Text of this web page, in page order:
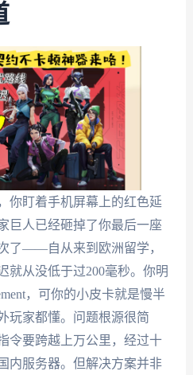
你盯着手机屏幕上的红色延
巨人已经砸掉了你最后一座
了——自从来到欧洲留学，
就从没低于过200毫秒。你明
，可你的小皮卡就是慢半
玩家都懂。问题根源很简
令要跨越上万公里，经过十
内服务器。但解决方案并非